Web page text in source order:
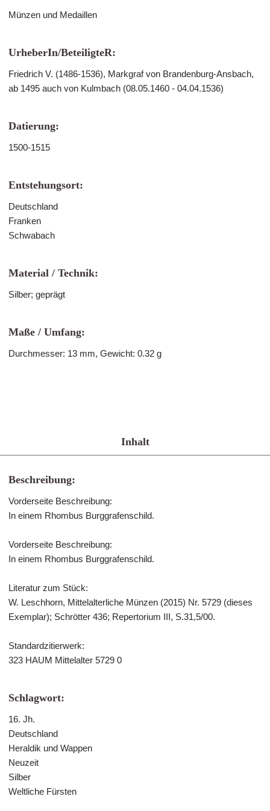
Münzen und Medaillen
UrheberIn/BeteiligteR:
Friedrich V. (1486-1536), Markgraf von Brandenburg-Ansbach,
ab 1495 auch von Kulmbach (08.05.1460 - 04.04.1536)
Datierung:
1500-1515
Entstehungsort:
Deutschland
Franken
Schwabach
Material / Technik:
Silber; geprägt
Maße / Umfang:
Durchmesser: 13 mm, Gewicht: 0.32 g
Inhalt
Beschreibung:
Vorderseite Beschreibung:
In einem Rhombus Burggrafenschild.
Vorderseite Beschreibung:
In einem Rhombus Burggrafenschild.
Literatur zum Stück:
W. Leschhorn, Mittelalterliche Münzen (2015) Nr. 5729 (dieses
Exemplar); Schrötter 436; Repertorium III, S.31,5/00.
Standardzitierwerk:
323 HAUM Mittelalter 5729 0
Schlagwort:
16. Jh.
Deutschland
Heraldik und Wappen
Neuzeit
Silber
Weltliche Fürsten